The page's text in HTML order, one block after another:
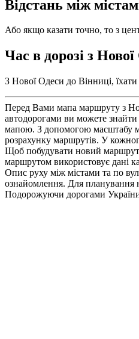
Відстань між
Або якщо казати точно, то з
Час в дорозі з
З Нової Одеси до Вінниці,
Перед Вами мапа маршруту з
автодорогами ви можете
мапою. З допомогою масштабу
розрахунку маршрутів. У
Щоб побудувати новий маршрут
маршрутом використовує дані
Опис руху між містами та по
ознайомлення. Для планування
Подорожуючи дорогами України